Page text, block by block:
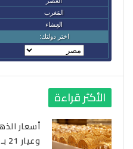
الأكثر قراءة
وعيار 21 بـ 5940 جنيهًا